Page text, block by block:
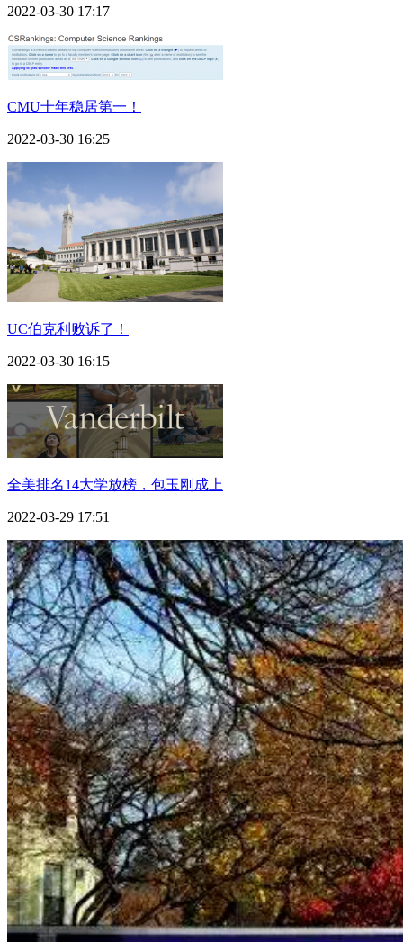
2022-03-30 17:17
CMU十年稳居第一！
2022-03-30 16:25
UC伯克利败诉了！
2022-03-30 16:15
全美排名14大学放榜，包玉刚成上
2022-03-29 17:51